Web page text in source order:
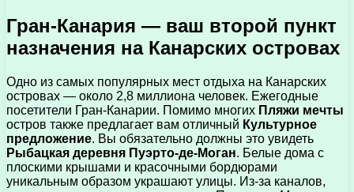
Гран-Канария — ваш второй пункт
назначения на Канарских островах
Одно из самых популярных мест отдыха на Канарских
островах — около 2,8 миллиона человек. Ежегодные
посетители Гран-Канарии. Помимо многих Пляжи мечты
остров также предлагает вам отличный Культурное
предложение. Вы обязательно должны это увидеть
Рыбацкая деревня Пуэрто-де-Моган. Белые дома с
плоскими крышами и красочными бордюрами
уникальным образом украшают улицы. Из-за каналов,